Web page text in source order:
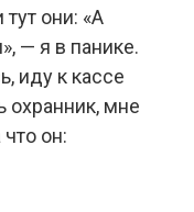
они: «А
— я в панике.
иду к кассе
охранник, мне
он: